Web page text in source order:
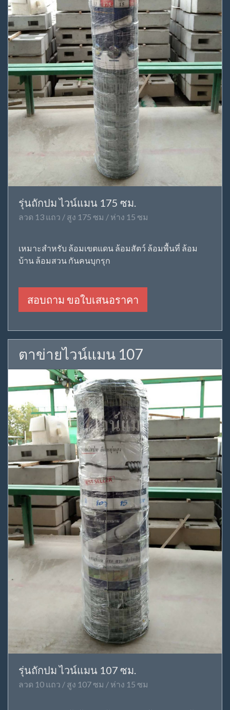
รุ่นถักปม ไวน์แมน 175 ซม.
ลวด 13 แถว / สูง 175 ซม / ห่าง 15 ซม
เหมาะสำหรับ ล้อมเขตแดน ล้อมสัตว์ ล้อมพื้นที่ ล้อม
บ้าน ล้อมสวน กันคนบุกรุก
สอบถาม ขอใบเสนอราคา
ตาข่ายไวน์แมน 107
รุ่นถักปม ไวน์แมน 107 ซม.
ลวด 10 แถว / สูง 107 ซม / ห่าง 15 ซม